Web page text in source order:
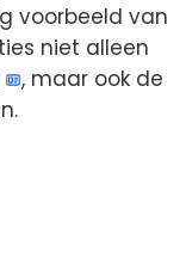
voorbeeld van
niet alleen
, maar ook de